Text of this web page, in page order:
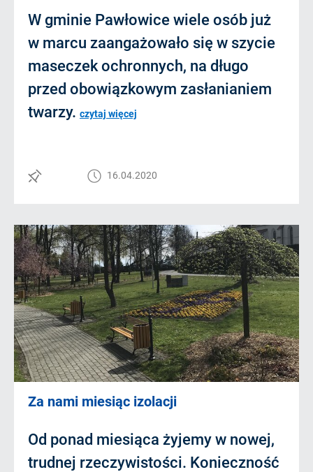
W gminie Pawłowice wiele osób już
w marcu zaangażowało się w szycie
maseczek ochronnych, na długo
przed obowiązkowym zasłanianiem
twarzy. czytaj więcej
16.04.2020
Za nami miesiąc izolacji
Od ponad miesiąca żyjemy w nowej,
trudnej rzeczywistości. Konieczność